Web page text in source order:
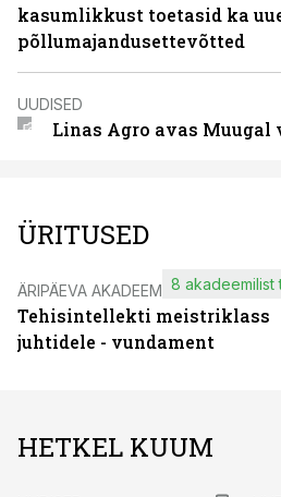
kasumlikkust toetasid ka
põllumajandusettevõtted
UUDISED
Linas Agro avas
ÜRITUSED
ÄRIPÄEVA AKADEEMIA
Tehisintellekti meistriklass
juhtidele - vundament
8 akadeemilist
HETKEL KUUM